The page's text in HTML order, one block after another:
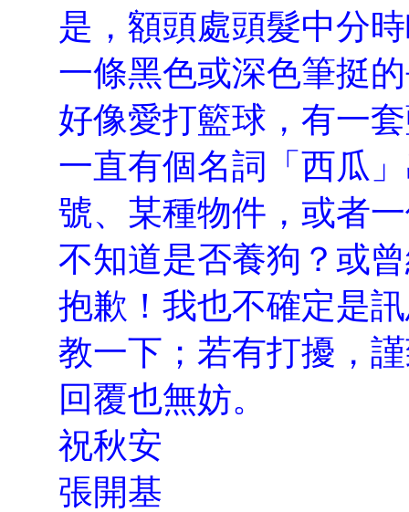
是，額頭處頭髮中分
一條黑色或深色筆挺
好像愛打籃球，有一
一直有個名詞「西瓜
號、某種物件，或者
不知道是否養狗？或
抱歉！我也不確定是
教一下；若有打擾，
回覆也無妨。
祝秋安
張開基